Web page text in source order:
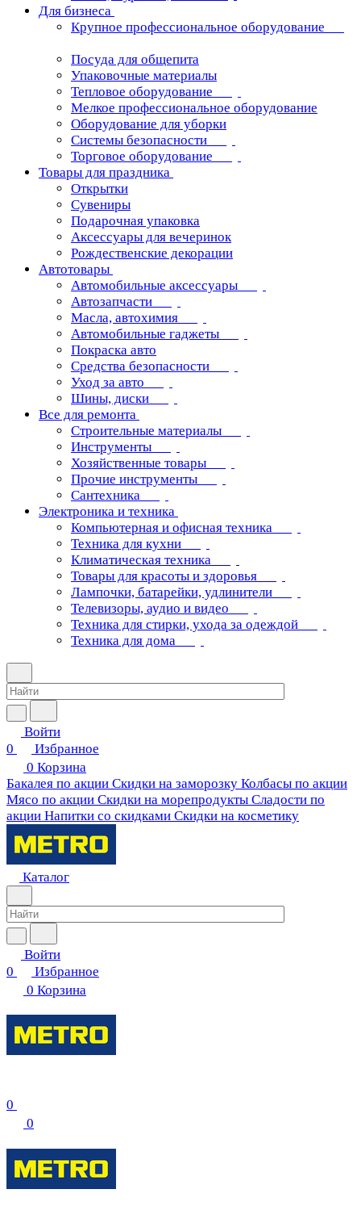
Для бизнеса
Крупное профессиональное оборудование
Посуда для общепита
Упаковочные материалы
Тепловое оборудование
Мелкое профессиональное оборудование
Оборудование для уборки
Системы безопасности
Торговое оборудование
Товары для праздника
Открытки
Сувениры
Подарочная упаковка
Аксессуары для вечеринок
Рождественские декорации
Автотовары
Автомобильные аксессуары
Автозапчасти
Масла, автохимия
Автомобильные гаджеты
Покраска авто
Средства безопасности
Уход за авто
Шины, диски
Все для ремонта
Строительные материалы
Инструменты
Хозяйственные товары
Прочие инструменты
Сантехника
Электроника и техника
Компьютерная и офисная техника
Техника для кухни
Климатическая техника
Товары для красоты и здоровья
Лампочки, батарейки, удлинители
Телевизоры, аудио и видео
Техника для стирки, ухода за одеждой
Техника для дома
Войти
0
Избранное
0 Корзина
Бакалея по акции Скидки на заморозку Колбасы по акции
Мясо по акции Скидки на морепродукты Сладости по
акции Напитки со скидками Скидки на косметику
Каталог
Войти
0
Избранное
0 Корзина
0
0